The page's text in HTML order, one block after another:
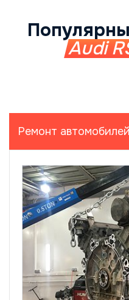
Audi
Ремонт автомобилей